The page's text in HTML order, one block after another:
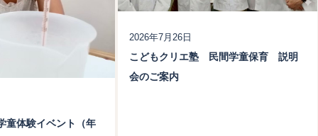
童体験イベント（年
2026年7月26日
こどもクリエ塾 民間学童保育 説明
会のご案内